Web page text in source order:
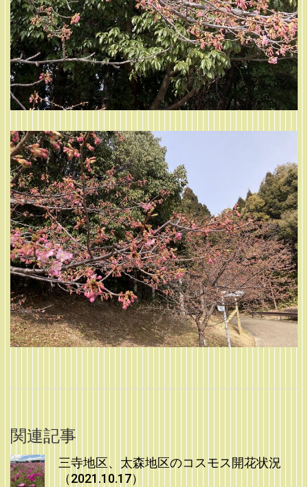
関連記事
三寺地区、太森地区のコスモス開花状況
（2021.10.17）